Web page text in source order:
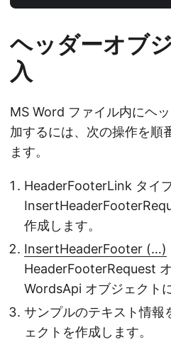
ヘッダーオブ
入
MS Word ファイル内にヘ
加するには、次の操作を順
ます。
HeaderFooterLink タイ
作成します。
InsertHeaderFooter (…)
HeaderFooterRequest
WordsApi オブジェクト
サンプルのテキスト情報
ェクトを作成します。